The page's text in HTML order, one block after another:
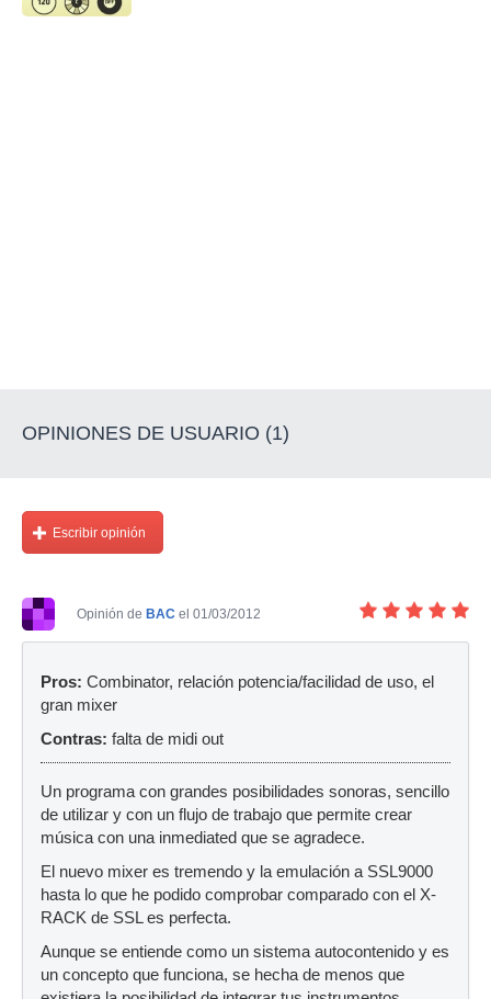
OPINIONES DE USUARIO (1)
Escribir opinión
Opinión de BAC el 01/03/2012
Pros: Combinator, relación potencia/facilidad de uso, el
gran mixer
Contras: falta de midi out
Un programa con grandes posibilidades sonoras, sencillo
de utilizar y con un flujo de trabajo que permite crear
música con una inmediated que se agradece.
El nuevo mixer es tremendo y la emulación a SSL9000
hasta lo que he podido comprobar comparado con el X-
RACK de SSL es perfecta.
Aunque se entiende como un sistema autocontenido y es
un concepto que funciona, se hecha de menos que